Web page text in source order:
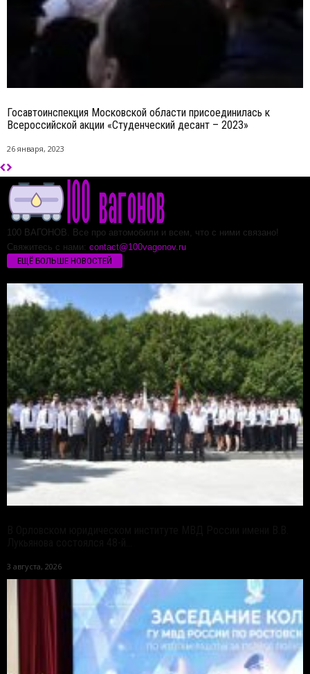
Госавтоинспекция Московской области присоединилась к
Всероссийской акции «Студенческий десант – 2023»
26 января, 2023
100 ВАГОНОВ. Все про автомобили и всем, что с ними связано!
Свяжитесь с нами: contact@100vagonov.ru
ЕЩЁ БОЛЬШЕ НОВОСТЕЙ
3 августа, 2026